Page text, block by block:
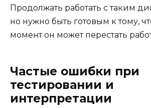
Продолжать работать с таким
но нужно быть готовым к тому,
момент он может перестать
Частые ошибки при
тестировании и
интерпретации